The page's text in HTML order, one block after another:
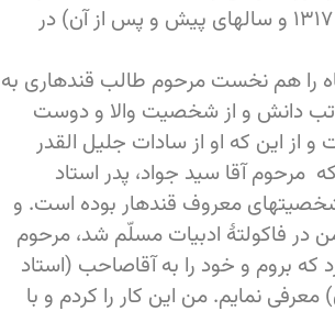
فرمود، مدتی (سال ۱۳۱۷ و سالهای پیش و پس از آن) در
را هم نخست مرحوم طالب قندهاری به
دانش و از شخصیت والا و دوست
از این که او از سادات جلیل القدر
مرحوم آقا سید جواد، پدر استاد
معروف قندهار بوده است. و
در فاکولتۀ ادبیات مسلّم شد، مرحوم
که بروم و خود را به آقاصاحب (استاد
نمایم. من این کار را کردم و با